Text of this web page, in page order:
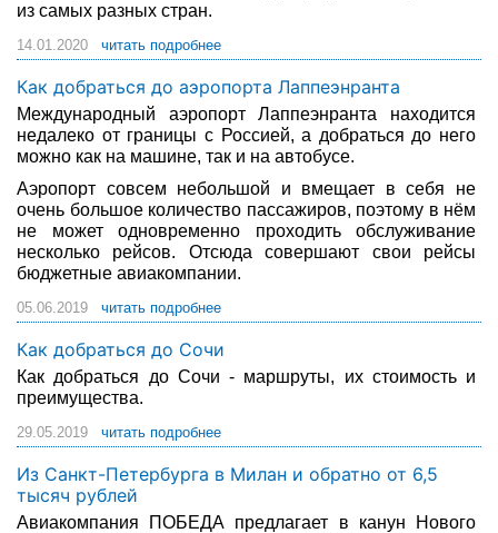
из самых разных стран.
14.01.2020 читать подробнее
Как добраться до аэропорта Лаппеэнранта
Международный аэропорт Лаппеэнранта находится
недалеко от границы с Россией, а добраться до него
можно как на машине, так и на автобусе.
Аэропорт совсем небольшой и вмещает в себя не
очень большое количество пассажиров, поэтому в нём
не может одновременно проходить обслуживание
несколько рейсов. Отсюда совершают свои рейсы
бюджетные авиакомпании.
05.06.2019 читать подробнее
Как добраться до Сочи
Как добраться до Сочи - маршруты, их стоимость и
преимущества.
29.05.2019 читать подробнее
Из Санкт-Петербурга в Милан и обратно от 6,5
тысяч рублей
Авиакомпания ПОБЕДА предлагает в канун Нового